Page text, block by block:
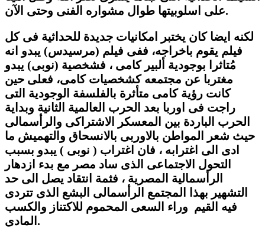
على اسلوبيتها طوال مشواره الفنى وحتى الآن.
لكنه ايضا كان يختبر امكانيات جديدة للحداثية فى كل
فيلم يقوم باخراجه، ففى فيلم (مرسيدس) يبدو انه
مُتاثرا بوجودية ألبير كامى ، فشخصية (نوبى) يبدو
مغتربا عن مجتمعه كشخصيات كامى، فعلى حين
كانت رؤية كامى متأثرة بالفلسفة الوجودية التى
راجت فى اوربا بعد الحرب العالمية الثانية وبداية
الحرب الباردة بين المعسكر الاشتراكى والرأسمالى
حيث شعر المواطن بالاوربى بالانسحاق والتهميش ما
ادى الى اغترابه ، فان اغتراب ( نوبى ) يبدو بسبب
التحول الاجتماعى الذى ساد مصر مع بدء ازدهار
الرأسمالية المصرية ، فثمة انتقاد يصل الى حد
التشهير بهذا المجتمع الرأسمالى البشع الذى تتردى
فيه القيم وراء السعى المحموم للاكتناز والكسب
المادى.